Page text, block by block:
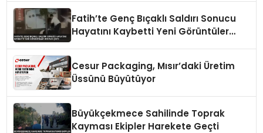
Fatih’te Genç Bıçaklı Saldırı Sonucu
Hayatını Kaybetti Yeni Görüntüler
Cesur Packaging, Mısır’daki Üretim
Üssünü Büyütüyor
Büyükçekmece Sahilinde Toprak
Kayması Ekipler Harekete Geçti